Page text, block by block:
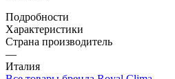
Подробности
Характеристики
Страна производитель
—
Италия